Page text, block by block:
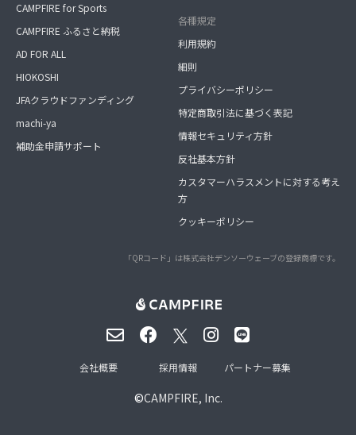
CAMPFIRE for Sports
CAMPFIRE ふるさと納税
AD FOR ALL
HIOKOSHI
JFAクラウドファンディング
machi-ya
補助金申請サポート
各種規定
利用規約
細則
プライバシーポリシー
特定商取引法に基づく表記
情報セキュリティ方針
反社基本方針
カスタマーハラスメントに対する考え
方
クッキーポリシー
「QRコード」は株式会社デンソーウェーブの登録商標です。
©CAMPFIRE, Inc.
会社概要 採用情報 パートナー募集